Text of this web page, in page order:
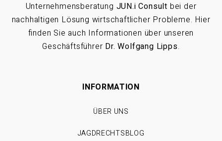
Unternehmensberatung JUN.i Consult bei der
nachhaltigen Lösung wirtschaftlicher Probleme. Hier
finden Sie auch Informationen über unseren
Geschäftsführer Dr. Wolfgang Lipps.
INFORMATION
ÜBER UNS
JAGDRECHTSBLOG